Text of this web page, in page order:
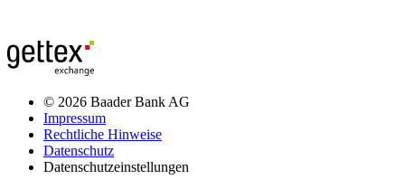
© 2026 Baader Bank AG
Impressum
Rechtliche Hinweise
Datenschutz
Datenschutzeinstellungen